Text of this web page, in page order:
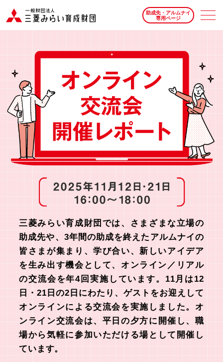
助成先・アルムナイ
専用ページ
三菱みらい育成財団では、さまざまな立場の
助成先や、3年間の助成を終えたアルムナイの
皆さまが集まり、学び合い、新しいアイデア
を生み出す機会として、オンライン／リアル
の交流会を年4回実施しています。 11月は12
日・21日の2日にわたり、ゲストをお迎えして
オンラインによる交流会を実施しました。 オ
ンライン交流会は、平日の夕方に開催し、職
場から気軽に参加いただける場として開催し
ています。